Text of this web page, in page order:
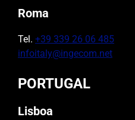
Roma
Tel. +39 339 26 06 485
infoitaly@ingecom.net
PORTUGAL
Lisboa